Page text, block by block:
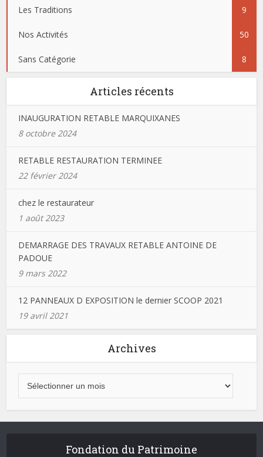
Les Traditions 9
Nos Activités 50
Sans Catégorie 8
Articles récents
INAUGURATION RETABLE MARQUIXANES
8 octobre 2024
RETABLE RESTAURATION TERMINEE
22 février 2024
chez le restaurateur
1 août 2023
DEMARRAGE DES TRAVAUX RETABLE ANTOINE DE
PADOUE
9 mars 2022
12 PANNEAUX D EXPOSITION le dernier SCOOP 2021
19 avril 2021
Archives
Fondation du Patrimoine